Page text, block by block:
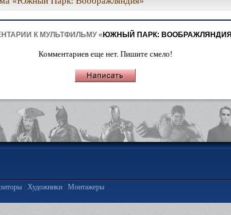
К МУЛЬТФИЛЬМУ « ЮЖНЫЙ ПАРК: ВООБРАЖЛЯНДИЯ
Комментариев еще нет. Пишите смело!
| Художники| Монтажеры